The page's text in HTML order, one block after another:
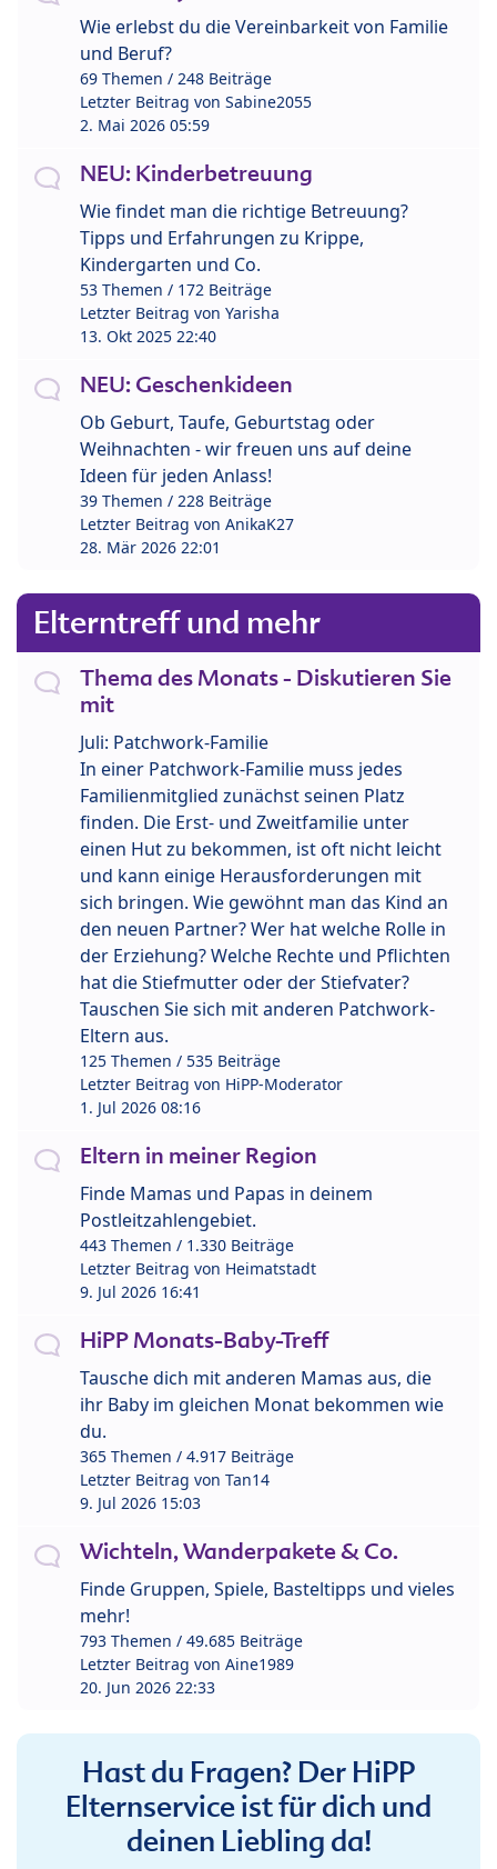
Wie erlebst du die Vereinbarkeit von Familie
und Beruf?
69 Themen / 248 Beiträge
Letzter Beitrag von Sabine2055
2. Mai 2026 05:59
NEU: Kinderbetreuung
Wie findet man die richtige Betreuung?
Tipps und Erfahrungen zu Krippe,
Kindergarten und Co.
53 Themen / 172 Beiträge
Letzter Beitrag von Yarisha
13. Okt 2025 22:40
NEU: Geschenkideen
Ob Geburt, Taufe, Geburtstag oder
Weihnachten - wir freuen uns auf deine
Ideen für jeden Anlass!
39 Themen / 228 Beiträge
Letzter Beitrag von AnikaK27
28. Mär 2026 22:01
Elterntreff und mehr
Thema des Monats - Diskutieren Sie
mit
Juli: Patchwork-Familie
In einer Patchwork-Familie muss jedes
Familienmitglied zunächst seinen Platz
finden. Die Erst- und Zweitfamilie unter
einen Hut zu bekommen, ist oft nicht leicht
und kann einige Herausforderungen mit
sich bringen. Wie gewöhnt man das Kind an
den neuen Partner? Wer hat welche Rolle in
der Erziehung? Welche Rechte und Pflichten
hat die Stiefmutter oder der Stiefvater?
Tauschen Sie sich mit anderen Patchwork-
Eltern aus.
125 Themen / 535 Beiträge
Letzter Beitrag von HiPP-Moderator
1. Jul 2026 08:16
Eltern in meiner Region
Finde Mamas und Papas in deinem
Postleitzahlengebiet.
443 Themen / 1.330 Beiträge
Letzter Beitrag von Heimatstadt
9. Jul 2026 16:41
HiPP Monats-Baby-Treff
Tausche dich mit anderen Mamas aus, die
ihr Baby im gleichen Monat bekommen wie
du.
365 Themen / 4.917 Beiträge
Letzter Beitrag von Tan14
9. Jul 2026 15:03
Wichteln, Wanderpakete & Co.
Finde Gruppen, Spiele, Basteltipps und vieles
mehr!
793 Themen / 49.685 Beiträge
Letzter Beitrag von Aine1989
20. Jun 2026 22:33
Hast du Fragen? Der HiPP
Elternservice ist für dich und
deinen Liebling da!